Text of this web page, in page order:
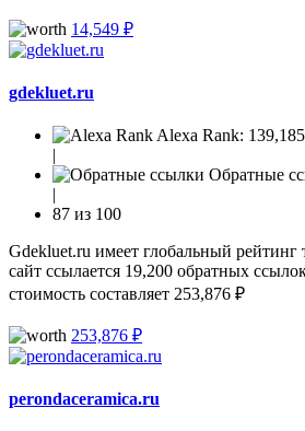
14,549 ₽
gdekluet.ru
Alexa Rank: 139,185
|
Обратные
|
87 из 100
Gdekluet.ru имеет глобальный рейтинг
сайт ссылается 19,200 обратных
стоимость составляет 253,876 ₽
253,876 ₽
perondaceramica.ru